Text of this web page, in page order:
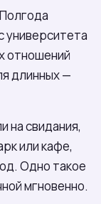
университета
отношений
длинных —
на свидания,
или кафе,
Одно такое
мгновенно.